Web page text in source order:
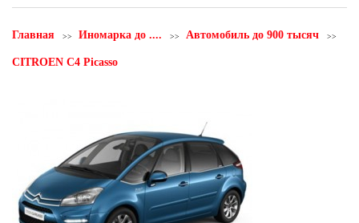
Главная Иномарка до .... Автомобиль до 900 тысяч
CITROEN C4 Picasso